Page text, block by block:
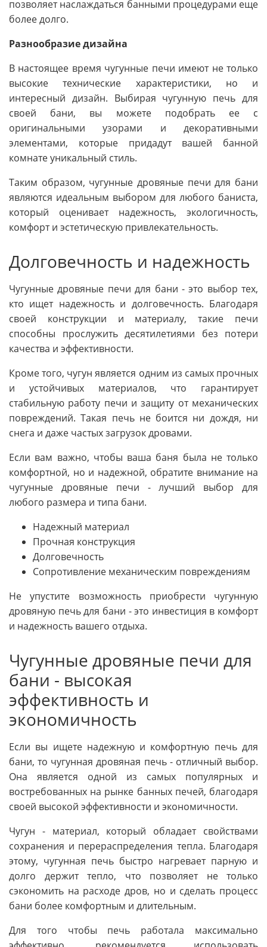
позволяет наслаждаться банными процедурами еще
более долго.
Разнообразие дизайна
В настоящее время чугунные печи имеют не только
высокие технические характеристики, но и
интересный дизайн. Выбирая чугунную печь для
своей бани, вы можете подобрать ее с
оригинальными узорами и декоративными
элементами, которые придадут вашей банной
комнате уникальный стиль.
Таким образом, чугунные дровяные печи для бани
являются идеальным выбором для любого баниста,
который оценивает надежность, экологичность,
комфорт и эстетическую привлекательность.
Долговечность и надежность
Чугунные дровяные печи для бани - это выбор тех,
кто ищет надежность и долговечность. Благодаря
своей конструкции и материалу, такие печи
способны прослужить десятилетиями без потери
качества и эффективности.
Кроме того, чугун является одним из самых прочных
и устойчивых материалов, что гарантирует
стабильную работу печи и защиту от механических
повреждений. Такая печь не боится ни дождя, ни
снега и даже частых загрузок дровами.
Если вам важно, чтобы ваша баня была не только
комфортной, но и надежной, обратите внимание на
чугунные дровяные печи - лучший выбор для
любого размера и типа бани.
Надежный материал
Прочная конструкция
Долговечность
Сопротивление механическим повреждениям
Не упустите возможность приобрести чугунную
дровяную печь для бани - это инвестиция в комфорт
и надежность вашего отдыха.
Чугунные дровяные печи для
бани - высокая
эффективность и
экономичность
Если вы ищете надежную и комфортную печь для
бани, то чугунная дровяная печь - отличный выбор.
Она является одной из самых популярных и
востребованных на рынке банных печей, благодаря
своей высокой эффективности и экономичности.
Чугун - материал, который обладает свойствами
сохранения и перераспределения тепла. Благодаря
этому, чугунная печь быстро нагревает парную и
долго держит тепло, что позволяет не только
сэкономить на расходе дров, но и сделать процесс
бани более комфортным и длительным.
Для того чтобы печь работала максимально